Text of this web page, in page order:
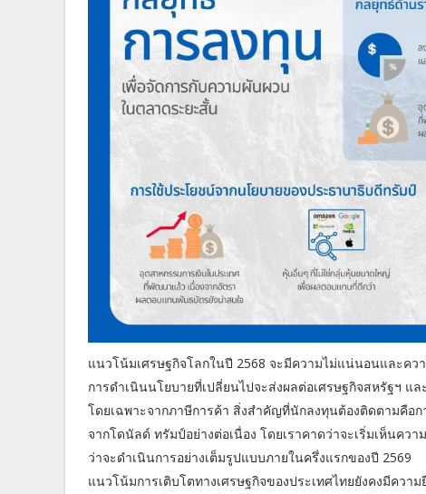
แนวโน้มเศรษฐกิจโลกในปี 2568 จะมีความไม่แน่นอนและค
การดำเนินนโยบายที่เปลี่ยนไปจะส่งผลต่อเศรษฐกิจสหรัฐฯ แ
โดยเฉพาะจากภาษีการค้า สิ่งสำคัญที่นักลงทุนต้องติดตามคือ
จากโดนัลด์ ทรัมป์อย่างต่อเนื่อง โดยเราคาดว่าจะเริ่มเห็นค
ว่าจะดำเนินการอย่างเต็มรูปแบบภายในครึ่งแรกของปี 2569
แนวโน้มการเติบโตทางเศรษฐกิจของประเทศไทยยังคงมีคว